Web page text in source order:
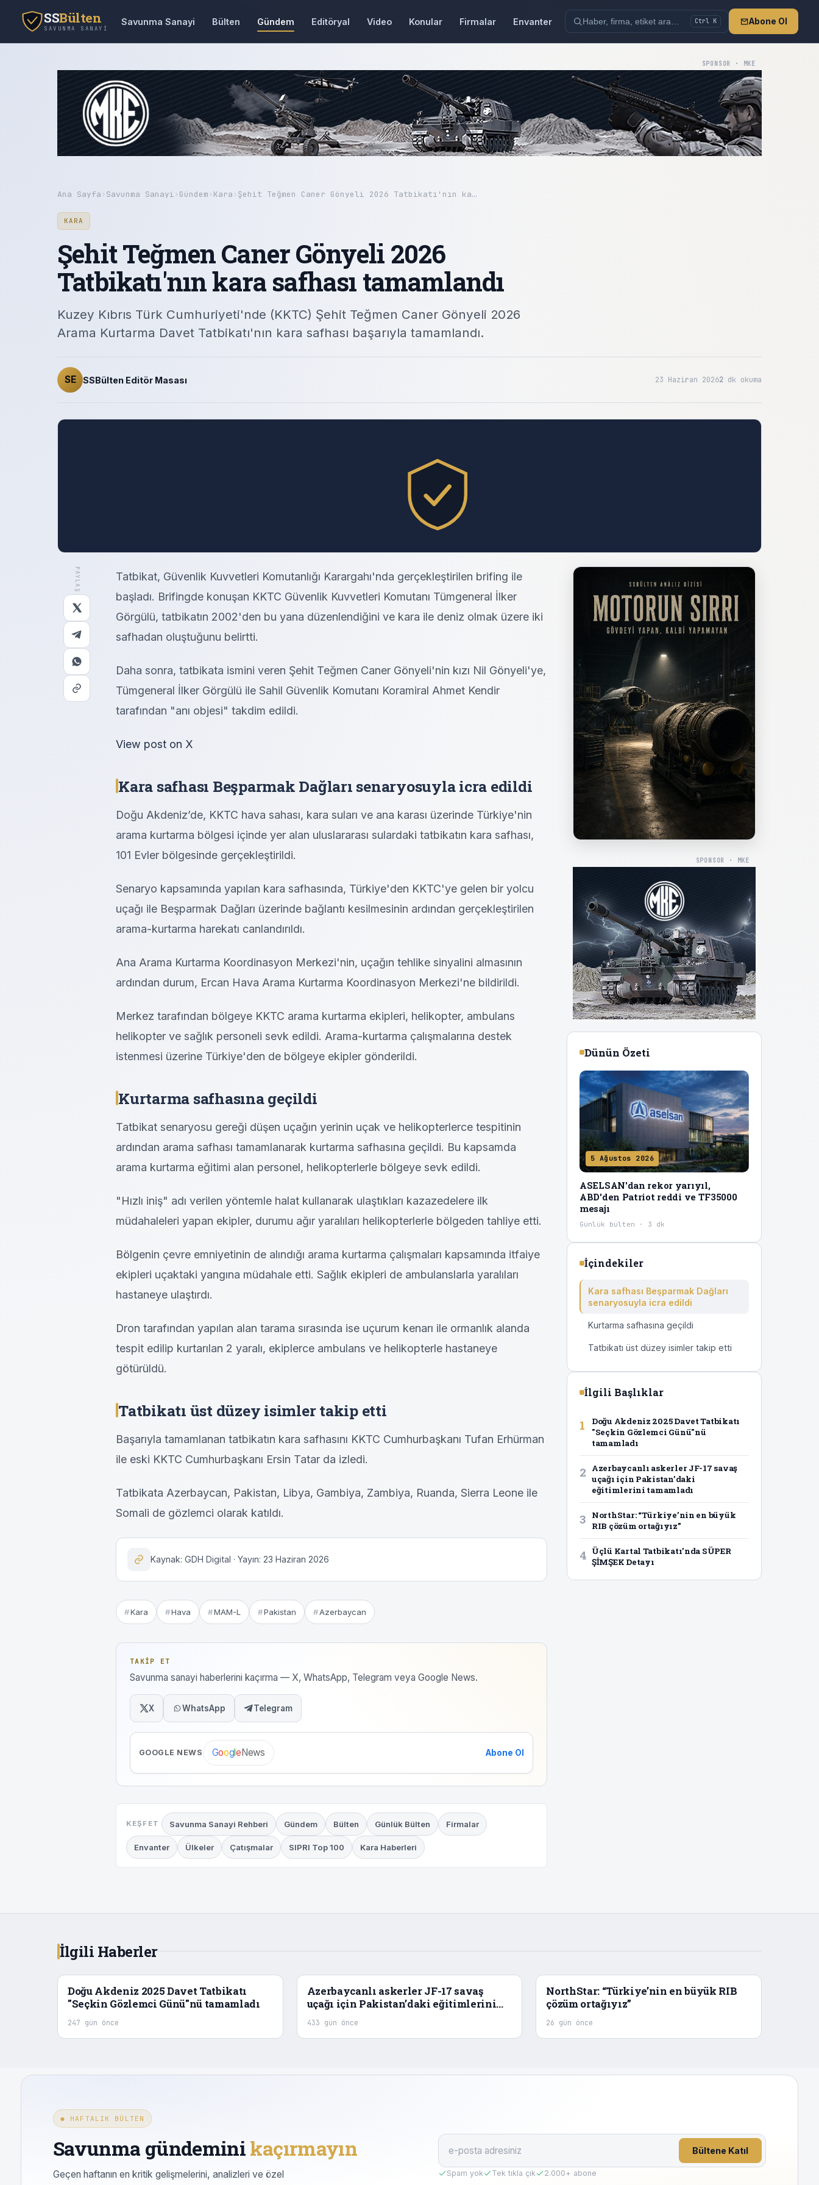
SSBülten
SAVUNMA SANAYI
Savunma Sanayi Bülten Gündem Editöryal Video Konular Firmalar Envanter Ctrl K Abone Ol
SPONSOR · MKE
Ana Sayfa› Savunma Sanayi› Gündem› Kara› Şehit Teğmen Caner Gönyeli 2026 Tatbikatı'nın ka…
KARA
Şehit Teğmen Caner Gönyeli 2026
Tatbikatı'nın kara safhası tamamlandı
Kuzey Kıbrıs Türk Cumhuriyeti'nde (KKTC) Şehit Teğmen Caner Gönyeli 2026
Arama Kurtarma Davet Tatbikatı'nın kara safhası başarıyla tamamlandı.
SE SSBülten Editör Masası 23 Haziran 20262 dk okuma
PAYLAŞ
Tatbikat, Güvenlik Kuvvetleri Komutanlığı Karargahı'nda gerçekleştirilen brifing ile
başladı. Brifingde konuşan KKTC Güvenlik Kuvvetleri Komutanı Tümgeneral İlker
Görgülü, tatbikatın 2002'den bu yana düzenlendiğini ve kara ile deniz olmak üzere iki
safhadan oluştuğunu belirtti.
Daha sonra, tatbikata ismini veren Şehit Teğmen Caner Gönyeli'nin kızı Nil Gönyeli'ye,
Tümgeneral İlker Görgülü ile Sahil Güvenlik Komutanı Koramiral Ahmet Kendir
tarafından "anı objesi" takdim edildi.
View post on X
Kara safhası Beşparmak Dağları senaryosuyla icra edildi
Doğu Akdeniz’de, KKTC hava sahası, kara suları ve ana karası üzerinde Türkiye'nin
arama kurtarma bölgesi içinde yer alan uluslararası sulardaki tatbikatın kara safhası,
101 Evler bölgesinde gerçekleştirildi.
Senaryo kapsamında yapılan kara safhasında, Türkiye'den KKTC'ye gelen bir yolcu
uçağı ile Beşparmak Dağları üzerinde bağlantı kesilmesinin ardından gerçekleştirilen
arama-kurtarma harekatı canlandırıldı.
Ana Arama Kurtarma Koordinasyon Merkezi'nin, uçağın tehlike sinyalini almasının
ardından durum, Ercan Hava Arama Kurtarma Koordinasyon Merkezi'ne bildirildi.
Merkez tarafından bölgeye KKTC arama kurtarma ekipleri, helikopter, ambulans
helikopter ve sağlık personeli sevk edildi. Arama-kurtarma çalışmalarına destek
istenmesi üzerine Türkiye'den de bölgeye ekipler gönderildi.
Kurtarma safhasına geçildi
Tatbikat senaryosu gereği düşen uçağın yerinin uçak ve helikopterlerce tespitinin
ardından arama safhası tamamlanarak kurtarma safhasına geçildi. Bu kapsamda
arama kurtarma eğitimi alan personel, helikopterlerle bölgeye sevk edildi.
"Hızlı iniş" adı verilen yöntemle halat kullanarak ulaştıkları kazazedelere ilk
müdahaleleri yapan ekipler, durumu ağır yaralıları helikopterlerle bölgeden tahliye etti.
Bölgenin çevre emniyetinin de alındığı arama kurtarma çalışmaları kapsamında itfaiye
ekipleri uçaktaki yangına müdahale etti. Sağlık ekipleri de ambulanslarla yaralıları
hastaneye ulaştırdı.
Dron tarafından yapılan alan tarama sırasında ise uçurum kenarı ile ormanlık alanda
tespit edilip kurtarılan 2 yaralı, ekiplerce ambulans ve helikopterle hastaneye
götürüldü.
Tatbikatı üst düzey isimler takip etti
Başarıyla tamamlanan tatbikatın kara safhasını KKTC Cumhurbaşkanı Tufan Erhürman
ile eski KKTC Cumhurbaşkanı Ersin Tatar da izledi.
Tatbikata Azerbaycan, Pakistan, Libya, Gambiya, Zambiya, Ruanda, Sierra Leone ile
Somali de gözlemci olarak katıldı.
Kaynak: GDH Digital · Yayın: 23 Haziran 2026
Kara Hava MAM-L Pakistan Azerbaycan
TAKIP ET
Savunma sanayi haberlerini kaçırma — X, WhatsApp, Telegram veya Google News.
X WhatsApp Telegram
GOOGLE NEWS GoogleNews Abone Ol
KEŞFET Savunma Sanayi Rehberi Gündem Bülten Günlük Bülten Firmalar
Envanter Ülkeler Çatışmalar SIPRI Top 100 Kara Haberleri
SPONSOR · MKE
Dünün Özeti
5 Ağustos 2026
ASELSAN'dan rekor yarıyıl,
ABD'den Patriot reddi ve TF35000
mesajı
Günlük bülten · 3 dk
İçindekiler
Kara safhası Beşparmak Dağları
senaryosuyla icra edildi
Kurtarma safhasına geçildi
Tatbikatı üst düzey isimler takip etti
İlgili Başlıklar
1
Doğu Akdeniz 2025 Davet Tatbikatı
"Seçkin Gözlemci Günü"nü
tamamladı
2
Azerbaycanlı askerler JF-17 savaş
uçağı için Pakistan’daki
eğitimlerini tamamladı
3
NorthStar: “Türkiye’nin en büyük
RIB çözüm ortağıyız”
4 Üçlü Kartal Tatbikatı’nda SÜPER
ŞİMŞEK Detayı
İlgili Haberler
Doğu Akdeniz 2025 Davet Tatbikatı
"Seçkin Gözlemci Günü"nü tamamladı
247 gün önce
Azerbaycanlı askerler JF-17 savaş
uçağı için Pakistan’daki eğitimlerini
tamamladı
433 gün önce
NorthStar: “Türkiye’nin en büyük RIB
çözüm ortağıyız”
26 gün önce
● HAFTALIK BÜLTEN
Savunma gündeminikaçırmayın
Geçen haftanın en kritik gelişmelerini, analizleri ve özel
Bültene Katıl
Spam yok Tek tıkla çık 2.000+ abone